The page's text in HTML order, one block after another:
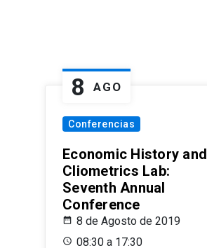
8 AGO
Conferencias
Economic History and
Cliometrics Lab:
Seventh Annual
Conference
8 de Agosto de 2019
08:30 a 17:30